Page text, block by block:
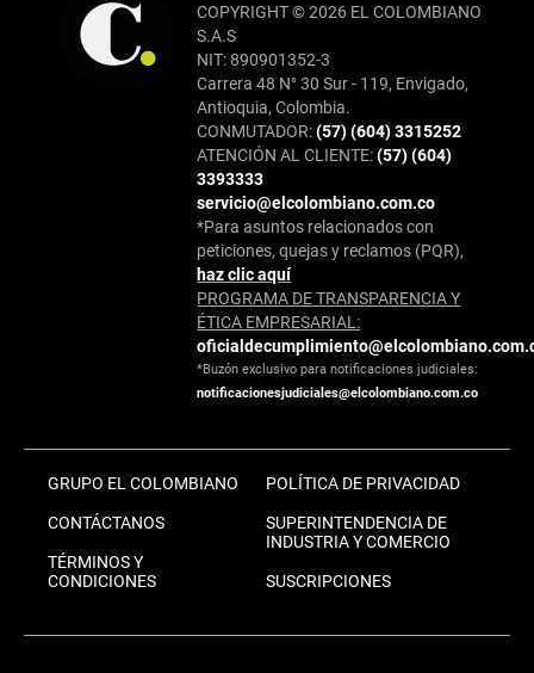
COPYRIGHT © 2026 EL COLOMBIANO
S.A.S
NIT: 890901352-3
Carrera 48 N° 30 Sur - 119, Envigado,
Antioquia, Colombia.
CONMUTADOR:(57) (604) 3315252
ATENCIÓN AL CLIENTE:(57) (604)
3393333
servicio@elcolombiano.com.co
*Para asuntos relacionados con
peticiones, quejas y reclamos (PQR),
haz clic aquí
PROGRAMA DE TRANSPARENCIA Y
ÉTICA EMPRESARIAL:
*Buzón exclusivo para notificaciones judiciales:
notificacionesjudiciales@elcolombiano.com.co
GRUPO EL COLOMBIANO
CONTÁCTANOS
TÉRMINOS Y
CONDICIONES
POLÍTICA DE PRIVACIDAD
SUPERINTENDENCIA DE
INDUSTRIA Y COMERCIO
SUSCRIPCIONES